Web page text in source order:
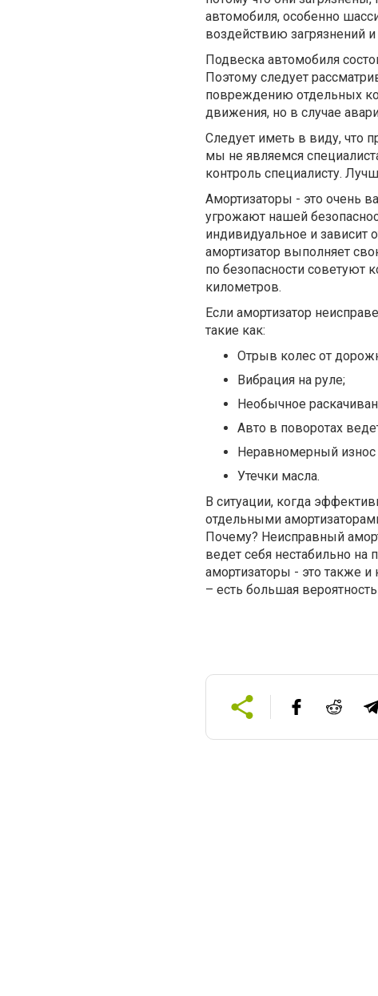
автомобиля, особенно
воздействию загрязнений
Подвеска автомобиля
Поэтому следует
повреждению отдельных
движения, но в случае
Следует иметь в виду, что
мы не являемся
контроль специалисту.
Амортизаторы - это очень
угрожают нашей
индивидуальное и зависит
амортизатор выполняет
по безопасности советуют
километров.
Если амортизатор
такие как:
Отрыв колес от
Вибрация на руле;
Необычное
Авто в поворотах
Неравномерный
Утечки масла.
В ситуации, когда
отдельными
Почему? Неисправный
ведет себя нестабильно
амортизаторы - это также
– есть большая